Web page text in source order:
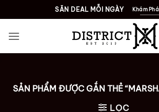
qua
nội
SĂN DEAL MỖI NGÀY Khám
SẢN PHẨM ĐƯỢC GẮN THẺ
LỌC